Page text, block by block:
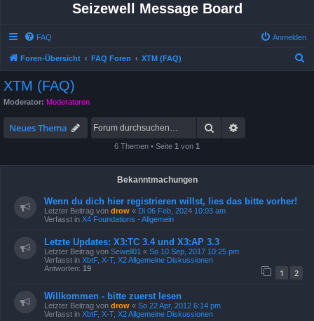
Seizewell Message Board
FAQ Anmelden
Foren-Übersicht FAQ Foren XTM (FAQ)
XTM (FAQ)
Moderator: Moderatoren
Neues Thema Suche
6 Themen • Seite 1 von 1
Bekanntmachungen
Wenn du dich hier registrieren willst, lies das bitte vorher!
Letzter Beitrag von drow « Di 06 Feb, 2024 10:03 am
Verfasst in X4 Foundations - Allgemein
Letzte Updates: X3:TC 3.4 und X3:AP 3.3
Letzter Beitrag von Sewell01 « So 10 Sep, 2017 10:25 pm
Verfasst in XbtF, X-T, X2 Allgemeine Diskussionen
Antworten: 19 1 2
Willkommen - bitte zuerst lesen
Letzter Beitrag von drow « So 22 Apr, 2012 6:14 pm
Verfasst in XbtF, X-T, X2 Allgemeine Diskussionen